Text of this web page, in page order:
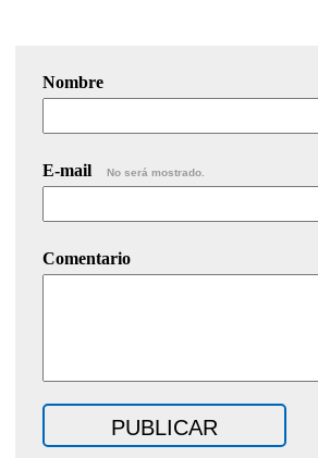
Nombre
E-mail No será mostrado.
Comentario